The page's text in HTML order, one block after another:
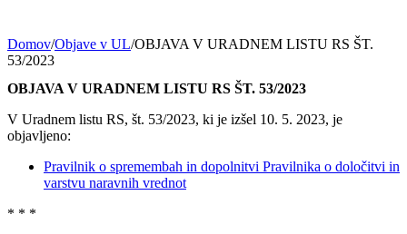
Domov/Objave v UL/OBJAVA V URADNEM LISTU RS ŠT.
53/2023
OBJAVA V URADNEM LISTU RS ŠT. 53/2023
V Uradnem listu RS, št. 53/2023, ki je izšel 10. 5. 2023, je
objavljeno:
Pravilnik o spremembah in dopolnitvi Pravilnika o določitvi in
varstvu naravnih vrednot
* * *